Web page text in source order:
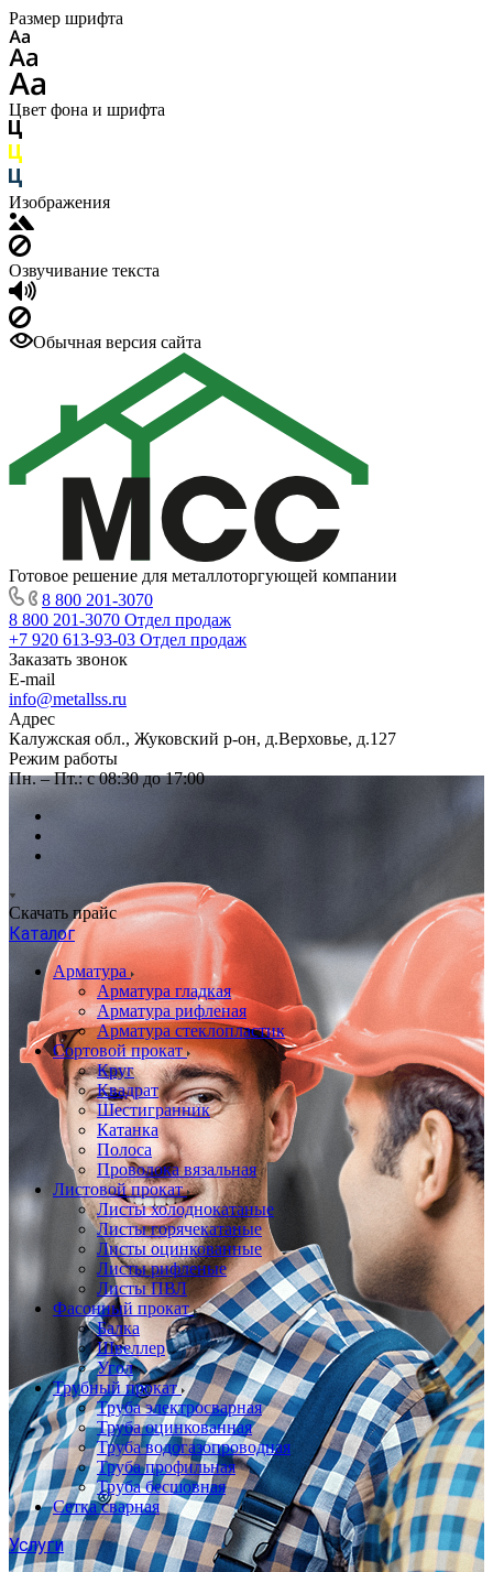
Размер шрифта
Цвет фона и шрифта
Изображения
Озвучивание текста
Обычная версия сайта
Готовое решение для металлоторгующей компании
8 800 201-3070
8 800 201-3070 Отдел продаж
+7 920 613-93-03 Отдел продаж
Заказать звонок
E-mail
info@metallss.ru
Адрес
Калужская обл., Жуковский р-он, д.Верховье, д.127
Режим работы
Пн. – Пт.: с 08:30 до 17:00
Скачать прайс
Каталог
Арматура
Арматура гладкая
Арматура рифленая
Арматура стеклопластик
Сортовой прокат
Круг
Квадрат
Шестигранник
Катанка
Полоса
Проволока вязальная
Листовой прокат
Листы холоднокатаные
Листы горячекатаные
Листы оцинкованные
Листы рифленые
Листы ПВЛ
Фасонный прокат
Балка
Швеллер
Угол
Трубный прокат
Труба электросварная
Труба оцинкованная
Труба водогазопроводная
Труба профильная
Труба бесшовная
Сетка сварная
Услуги